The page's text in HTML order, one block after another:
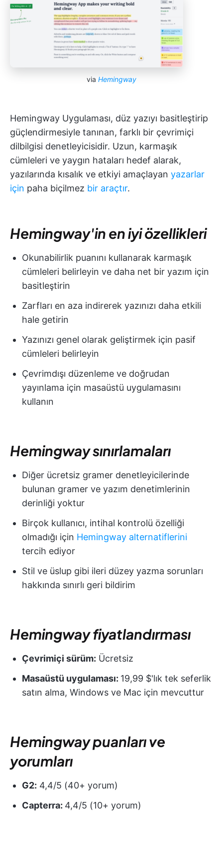
via Hemingway
Hemingway Uygulaması, düz yazıyı basitleştirip
güçlendirmesiyle tanınan, farklı bir çevrimiçi
dilbilgisi denetleyicisidir. Uzun, karmaşık
cümleleri ve yaygın hataları hedef alarak,
yazılarında kısalık ve etkiyi amaçlayan yazarlar
için paha biçilmez bir araçtır.
Hemingway'in en iyi özellikleri
Okunabilirlik puanını kullanarak karmaşık
cümleleri belirleyin ve daha net bir yazım için
basitleştirin
Zarfları en aza indirerek yazınızı daha etkili
hale getirin
Yazınızı genel olarak geliştirmek için pasif
cümleleri belirleyin
Çevrimdışı düzenleme ve doğrudan
yayınlama için masaüstü uygulamasını
kullanın
Hemingway sınırlamaları
Diğer ücretsiz gramer denetleyicilerinde
bulunan gramer ve yazım denetimlerinin
derinliği yoktur
Birçok kullanıcı, intihal kontrolü özelliği
olmadığı için Hemingway alternatiflerini
tercih ediyor
Stil ve üslup gibi ileri düzey yazma sorunları
hakkında sınırlı geri bildirim
Hemingway fiyatlandırması
Çevrimiçi sürüm: Ücretsiz
Masaüstü uygulaması: 19,99 $'lık tek seferlik
satın alma, Windows ve Mac için mevcuttur
Hemingway puanları ve
yorumları
G2: 4,4/5 (40+ yorum)
Capterra: 4,4/5 (10+ yorum)